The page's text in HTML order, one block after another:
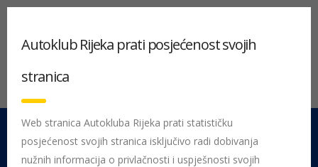
051 212 442 Centrala
Autoklub Rijeka prati posjećenost svojih
stranica
Web stranica Autokluba Rijeka prati statističku
posjećenost svojih stranica isključivo radi dobivanja
nužnih informacija o privlačnosti i uspješnosti svojih